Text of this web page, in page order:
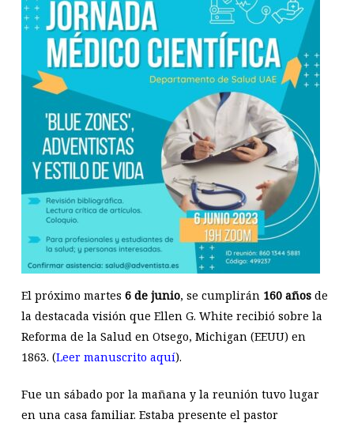
El próximo martes 6 de junio, se cumplirán 160 añosde
la destacada visión que Ellen G. White recibió sobre la
Reforma de la Salud en Otsego, Michigan (EEUU) en
1863. (Leer manuscrito aquí).
Fue un sábado por la mañana y la reunión tuvo lugar
en una casa familiar. Estaba presente el pastor